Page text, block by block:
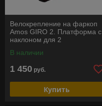
Велокрепление на фаркоп
Amos GIRO 2. Платформа с
наклоном для 2
В наличии
1 450 руб.
Купить